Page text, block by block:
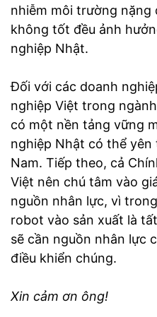
nhiễm môi trường
không tốt đều ảnh
nghiệp Nhật.
Đối với các doanh
nghiệp Việt trong
có một nền tảng vững
nghiệp Nhật có thể yên
Nam. Tiếp theo, cả
Việt nên chú tâm vào
nguồn nhân lực, vì
robot vào sản xuất là
sẽ cần nguồn nhân lực
điều khiển chúng.
Xin cảm ơn ông!